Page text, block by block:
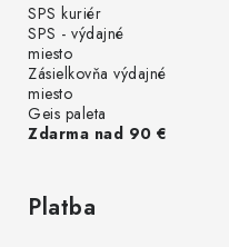
SPS kuriér
SPS - výdajné
miesto
Zásielkovňa výdajné
miesto
Geis paleta
Zdarma nad 90 €
Platba